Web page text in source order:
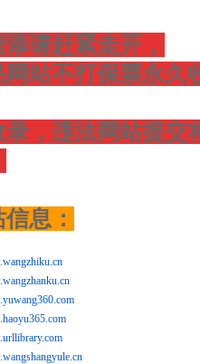
请赶紧走开，
站不打保票永久
，违法网站提交
息：